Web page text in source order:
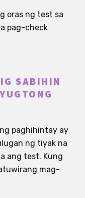
oras ng test sa
pag-check
SABIHIN
paghihintay ay
ng tiyak na
ang test. Kung
mag-